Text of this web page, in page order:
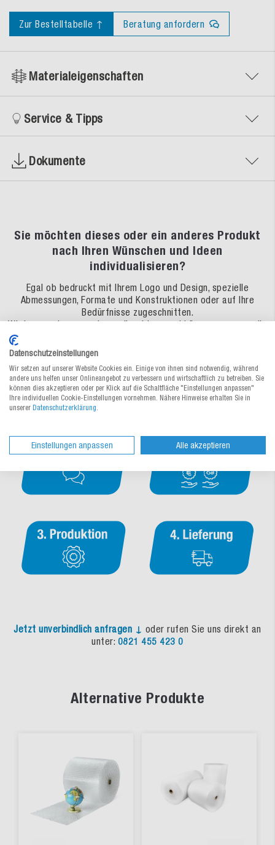
Zur Bestelltabelle ↑ Beratung anfordern
Materialeigenschaften
Service & Tipps
Dokumente
Sie möchten dieses oder ein anderes Produkt
nach Ihren Wünschen und Ideen
individualisieren?
Egal ob bedruckt mit Ihrem Logo und Design, spezielle
Abmessungen, Formate und Konstruktionen oder auf Ihre
Bedürfnisse zugeschnitten.
Wir besprechen gemeinsam Ihre Ideen und kümmern uns um die
In 4 Schritten zu Ihrer individuellen Verpackung – so
einfach geht's!
Jetzt unverbindlich anfragen ↓ oder rufen Sie uns direkt an
unter: 0821 455 423 0
Alternative Produkte
Datenschutzeinstellungen
Wir setzen auf unserer Website Cookies ein. Einige von ihnen sind notwendig, während
andere uns helfen unser Onlineangebot zu verbessern und wirtschaftlich zu betreiben. Sie
können dies akzeptieren oder per Klick auf die Schaltfläche "Einstellungen anpassen"
Ihre individuellen Cookie-Einstellungen vornehmen. Nähere Hinweise erhalten Sie in
unserer Datenschutzerklärung.
Einstellungen anpassen Alle akzeptieren